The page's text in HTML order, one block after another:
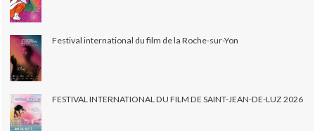
Festival international du film de la Roche-sur-Yon
FESTIVAL INTERNATIONAL DU FILM DE SAINT-JEAN-DE-LUZ 2026